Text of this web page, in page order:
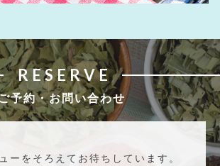
RESERVE
予約・お問い合わせ
ーをそろえてお待ちしています。